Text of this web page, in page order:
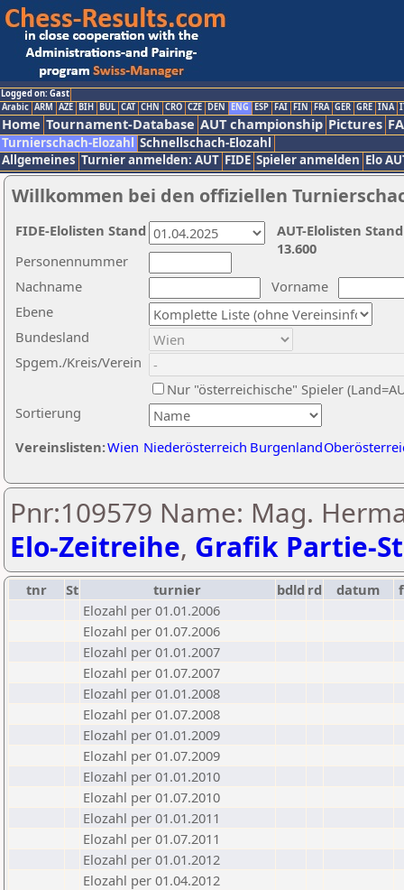
Logged on: Gast
Arabic ARM AZE BIH BUL CAT CHN CRO CZE DEN ENG ESP FAI FIN FRA GER GRE INA
Home Tournament-Database AUT championship Pictures
Turnierschach-Elozahl Schnellschach-Elozahl
Allgemeines Turnier anmelden: AUT FIDE Spieler anmelden Elo
Willkommen bei den offiziellen
Nachname
Vorname
Ebene
Sortierung
Personennummer
Bundesland
Spgem./Kreis/Verein
Nur "österreichische" Spieler
Vereinslisten:Wien Niederösterreich Burgenland
AUT-Elolisten
13.600
FIDE-Elolisten Stand
Pnr:109579 Name: Mag.
Elo-Zeitreihe, Grafik Partie-
tnr St turnier bdld rd datum
f
Elozahl per 01.01.2006
Elozahl per 01.07.2006
Elozahl per 01.01.2007
Elozahl per 01.07.2007
Elozahl per 01.01.2008
Elozahl per 01.07.2008
Elozahl per 01.01.2009
Elozahl per 01.07.2009
Elozahl per 01.01.2010
Elozahl per 01.07.2010
Elozahl per 01.01.2011
Elozahl per 01.07.2011
Elozahl per 01.01.2012
Elozahl per 01.04.2012